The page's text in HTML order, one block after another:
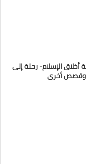
الإسلام- رحلة إلى
وقصص أخرى